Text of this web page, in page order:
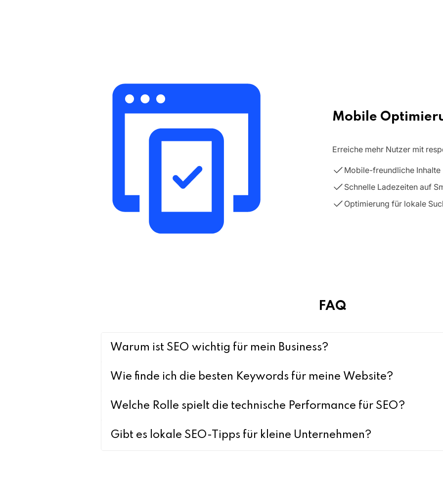
Mobile
Erreiche mehr Nutzer mit
Mobile-freundliche Inhalte
Schnelle Ladezeiten auf
Optimierung für lokale
FAQ
Warum ist SEO wichtig für mein Business?
Wie finde ich die besten Keywords für meine Website?
Welche Rolle spielt die technische Performance für SEO?
Gibt es lokale SEO-Tipps für kleine Unternehmen?